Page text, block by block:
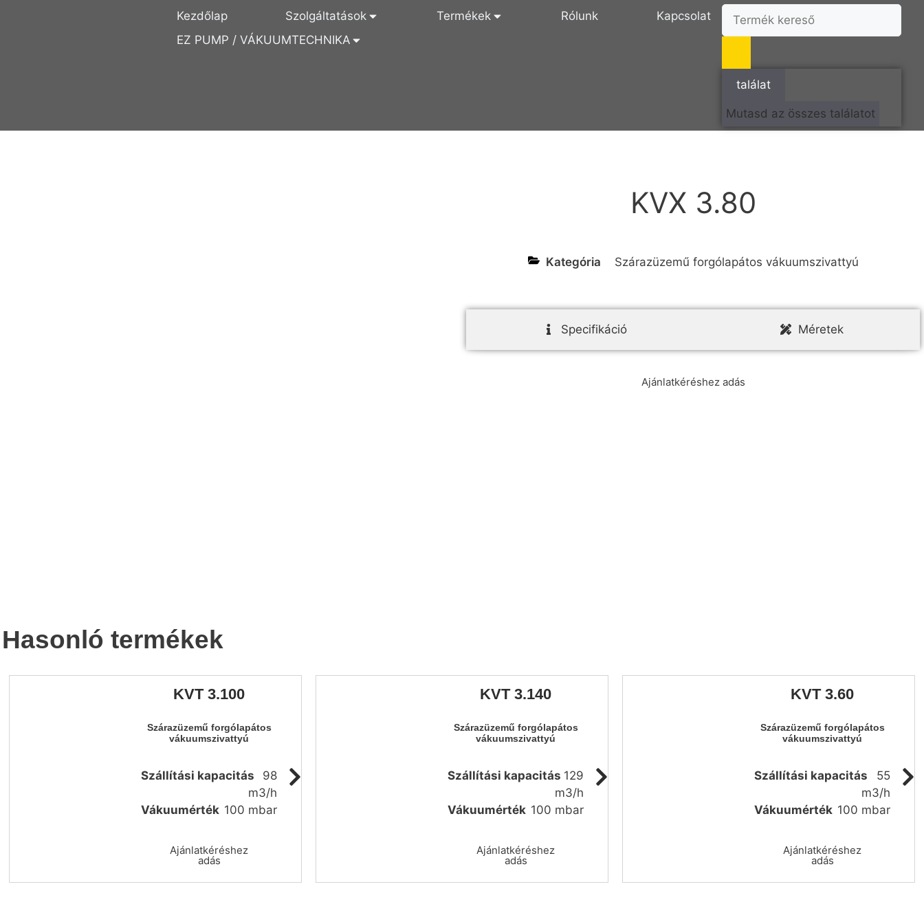
Kezdőlap Szolgáltatások Termékek Rólunk
Kapcsolat
EZ PUMP / VÁKUUMTECHNIKA
találat
Mutasd az összes találatot
KVX 3.80
Kategória Szárazüzemű forgólapátos vákuumszivattyú
Specifikáció Méretek
Ajánlatkéréshez adás
Hasonló termékek
KVT 3.100
Szárazüzemű forgólapátos
vákuumszivattyú
Szállítási kapacitás
98
m3/h
Vákuumérték 100 mbar
Ajánlatkéréshez
adás
KVT 3.140
Szárazüzemű forgólapátos
vákuumszivattyú
Szállítási kapacitás 129
m3/h
Vákuumérték 100 mbar
Ajánlatkéréshez
adás
KVT 3.60
Szárazüzemű forgólapátos
vákuumszivattyú
Szállítási kapacitás
55
m3/h
Vákuumérték 100 mbar
Ajánlatkéréshez
adás